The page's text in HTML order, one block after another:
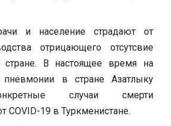
и население страдают от
отрицающего отсутсвие
стране. В настоящее время на
в стране Азатлыку
случаи смерти
COVID-19 в Туркменистане.